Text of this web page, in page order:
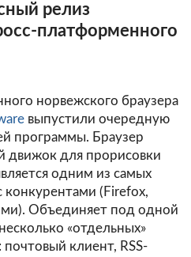
релиз
платформенного
норвежского браузера
выпустили очередную
программы. Браузер
движок для прорисовки
одним из самых
конкурентами (Firefox,
Объединяет под одной
«отдельных»
клиент, RSS-